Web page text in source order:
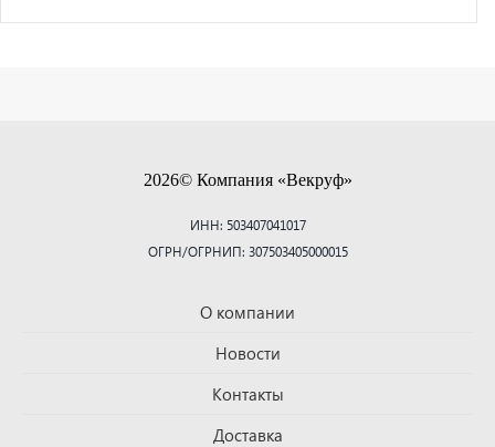
2026© Компания «Векруф»
ИНН: 503407041017
ОГРН/ОГРНИП: 307503405000015
О компании
Новости
Контакты
Доставка